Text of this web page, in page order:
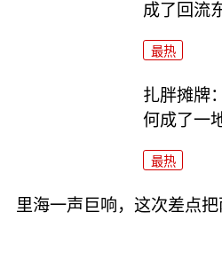
成了回流
最热
扎胖摊牌
何成了一
最热
里海一声巨响，这次差点把